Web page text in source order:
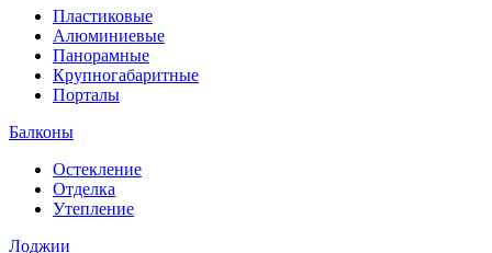
Пластиковые
Алюминиевые
Панорамные
Крупногабаритные
Порталы
Балконы
Остекление
Отделка
Утепление
Лоджии